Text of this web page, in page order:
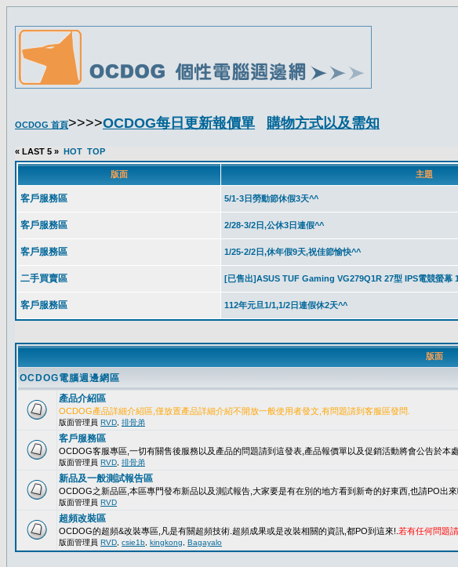
OCDOG 首頁>>>>OCDOG每日更新報價單 購物方式以及需知
版面
OCDOG電腦週邊網區
產品介紹區
OCDOG產品詳細介紹區,僅放置產品詳細介紹不開放一般使用者發文,有問題請到客服區發問.
版面管理員 RVD 排骨弟
客戶服務區
OCDOG客服專區,一切有關售後服務以及產品的問題請到這發表,產品報價單以及促銷活動將會公告於本
版面管理員 RVD 排骨弟
新品及一般測試報告區
OCDOG之新品區,本區專門發布新品以及測試報告,大家要是有在別的地方看到新奇的好東西,也請PO出來
版面管理員 RVD
超頻改裝區
OCDOG的超頻&改裝專區,凡是有關超頻技術.超頻成果或是改裝相關的資訊,都PO到這來!. 若有任何問題
版面管理員 RVD csie1b kingkong Bagayalo